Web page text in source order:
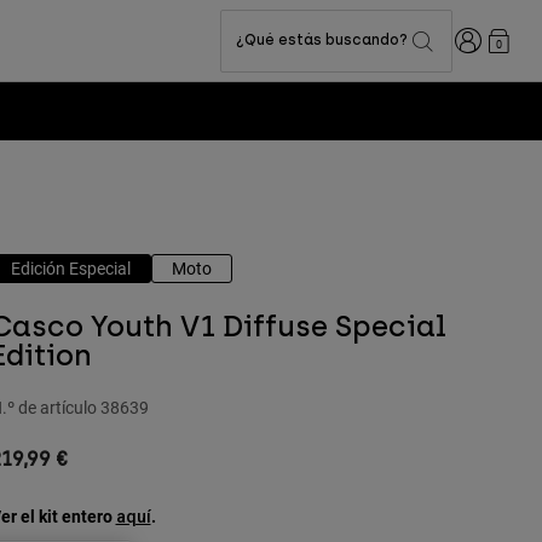
¿Qué estás buscando? Iniciar0
Edición Especial Moto
Youth V1 Diffuse Special
de artículo 38639
€
el kit entero aquí.